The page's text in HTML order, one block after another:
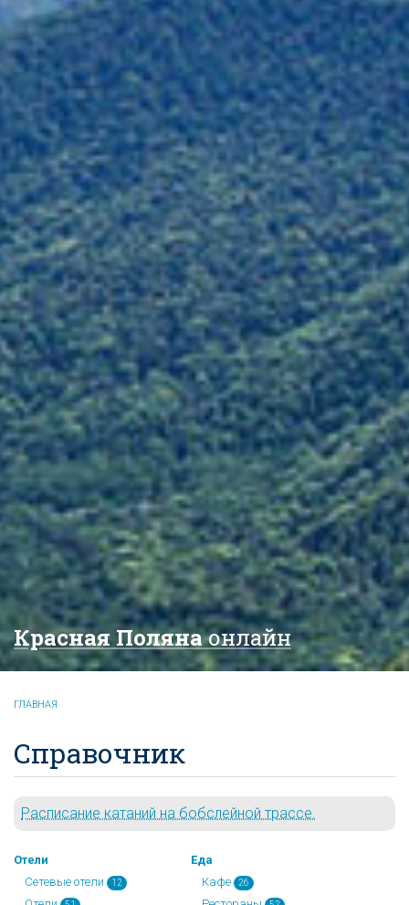
Красная Полянаонлайн
ГЛАВНАЯ
Справочник
Расписание катаний на бобслейной трассе.
Отели
Сетевые отели
12
Еда
Кафе
26